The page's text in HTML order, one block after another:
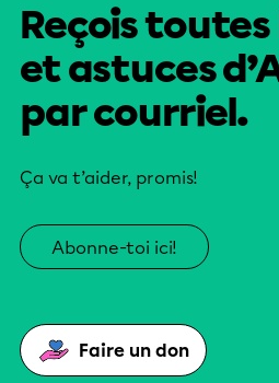
Reçois
et astuces
par courriel.
Ça va t’aider, promis!
Abonne-toi ici!
Faire un don